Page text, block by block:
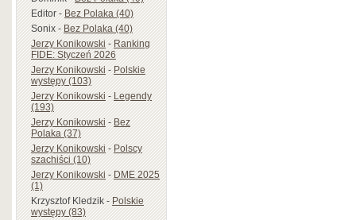
Editor-Bez Polaka (40)
Sonix-Bez Polaka (40)
Jerzy Konikowski-Ranking
FIDE: Styczeń 2026
Jerzy Konikowski-Polskie
występy (103)
Jerzy Konikowski-Legendy
(193)
Jerzy Konikowski-Bez
Polaka (37)
Jerzy Konikowski-Polscy
szachiści (10)
Jerzy Konikowski-DME 2025
(1)
Krzysztof Kledzik-Polskie
występy (83)